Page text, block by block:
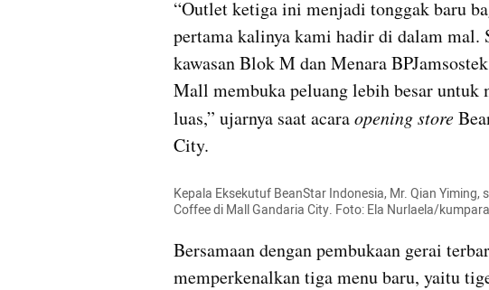
“Outlet ketiga ini menjadi tonggak baru
pertama kalinya kami hadir di dalam mal.
kawasan Blok M dan Menara
Mall membuka peluang lebih besar untuk
luas,” ujarnya saat acara opening store
City.
Kepala Eksekutuf BeanStar Indonesia, Mr. Qian
Coffee di Mall Gandaria City. Foto: Ela Nurlaela/
Bersamaan dengan pembukaan gerai
memperkenalkan tiga menu baru, yaitu